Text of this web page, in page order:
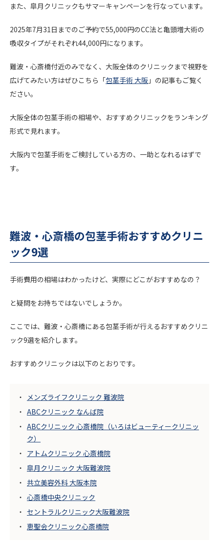
また、皐月クリニックもサマーキャンペーンを行なっています。
2025年7月31日までのご予約で55,000円のCC法と亀頭増大術の
吸収タイプがそれぞれ44,000円になります。
難波・心斎橋付近のみでなく、大阪全体のクリニックまで視野を
広げてみたい方はぜひこちら「包茎手術 大阪 」の記事もご覧く
ださい。
大阪全体の包茎手術の相場や、おすすめクリニックをランキング
形式で見れます。
大阪内で包茎手術をご検討している方の、一助となれるはずで
す。
難波・心斎橋の包茎手術おすすめクリニ
ック9選
手術費用の相場はわかったけど、実際にどこがおすすめなの？
と疑問をお持ちではないでしょうか。
ここでは、難波・心斎橋にある包茎手術が行えるおすすめクリニ
ック9選を紹介します。
おすすめクリニックは以下のとおりです。
メンズライフクリニック 難波院
ABCクリニック なんば院
ABCクリニック 心斎橋院（いろはビューティークリニッ
ク）
アトムクリニック 心斎橋院
皐月クリニック 大阪難波院
共立美容外科 大阪本院
心斎橋中央クリニック
セントラルクリニック大阪難波院
恵聖会クリニック心斎橋院